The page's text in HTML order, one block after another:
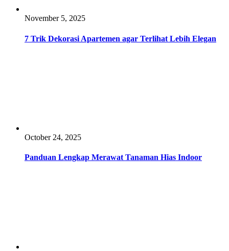
November 5, 2025
7 Trik Dekorasi Apartemen agar Terlihat Lebih Elegan
October 24, 2025
Panduan Lengkap Merawat Tanaman Hias Indoor